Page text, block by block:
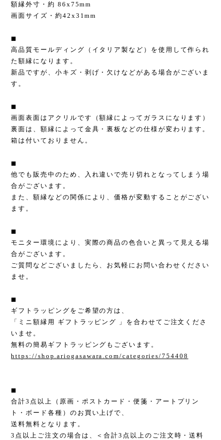
額縁外寸・約 86x75mm
画面サイズ・約42x31mm
◼︎
高品質モールディング（イタリア製など）を使用して作られ
た額縁になります。
新品ですが、小キズ・剥げ・欠けなどがある場合がございま
す。
◼︎
画面表面はアクリルです（額縁によってガラスになります）
裏面は、額縁によって金具・裏板などの仕様が変わります。
箱は付いておりません。
◼︎
他でも販売中のため、入れ違いで売り切れとなってしまう場
合がございます。
また、額縁などの関係により、価格が変動することがござい
ます。
◼︎
モニター環境により、実際の商品の色合いと異って見える場
合がございます。
ご質問などございましたら、お気軽にお問い合わせください
ませ。
◼︎
ギフトラッピングをご希望の方は、
「ミニ額縁用 ギフトラッピング 」を合わせてご注文くださ
いませ。
無料の簡易ギフトラッピングもございます。
https://shop.ariogasawara.com/categories/754408
◼︎
合計3点以上（原画・ポストカード・便箋・アートプリン
ト・ボード各種）のお買い上げで、
送料無料となります。
3点以上ご注文の場合は、＜合計3点以上のご注文時・送料